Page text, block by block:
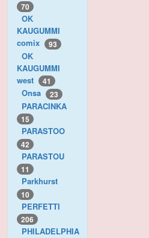
70
OK
KAUGUMMI
comix
93
OK
KAUGUMMI
west
41
Onsa 23
PARACINKA
15
PARASTOO
42
PARASTOU
11
Parkhurst
10
PERFETTI
206
PHILADELPHIA